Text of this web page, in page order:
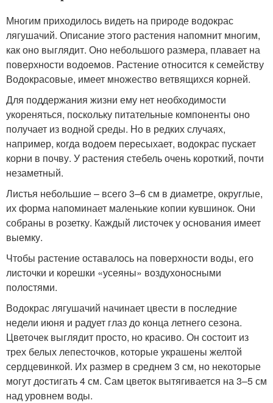
Многим приходилось видеть на природе водокрас
лягушачий. Описание этого растения напомнит многим,
как оно выглядит. Оно небольшого размера, плавает на
поверхности водоемов. Растение относится к семейству
Водокрасовые, имеет множество ветвящихся корней.
Для поддержания жизни ему нет необходимости
укореняться, поскольку питательные компоненты оно
получает из водной среды. Но в редких случаях,
например, когда водоем пересыхает, водокрас пускает
корни в почву. У растения стебель очень короткий, почти
незаметный.
Листья небольшие – всего 3–6 см в диаметре, округлые,
их форма напоминает маленькие копии кувшинок. Они
собраны в розетку. Каждый листочек у основания имеет
выемку.
Чтобы растение оставалось на поверхности воды, его
листочки и корешки «усеяны» воздухоносными
полостями.
Водокрас лягушачий начинает цвести в последние
недели июня и радует глаз до конца летнего сезона.
Цветочек выглядит просто, но красиво. Он состоит из
трех белых лепесточков, которые украшены желтой
сердцевинкой. Их размер в среднем 3 см, но некоторые
могут достигать 4 см. Сам цветок вытягивается на 3–5 см
над уровнем воды.